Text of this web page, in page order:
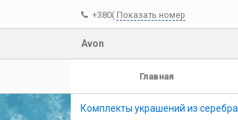
+380( Показать номер
Avon
Главная
Комплекты украшений из серебра